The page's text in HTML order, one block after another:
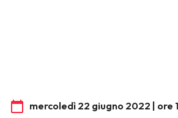
mercoledì 22 giugno 2022 | ore